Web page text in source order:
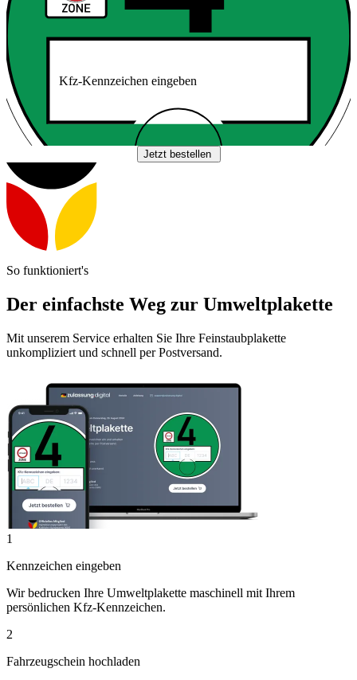
Kfz-Kennzeichen eingeben
Jetzt bestellen
So funktioniert's
Der einfachste Weg zur Umweltplakette
Mit unserem Service erhalten Sie Ihre Feinstaubplakette
unkompliziert und schnell per Postversand.
1
Kennzeichen eingeben
Wir bedrucken Ihre Umweltplakette maschinell mit Ihrem
persönlichen Kfz-Kennzeichen.
2
Fahrzeugschein hochladen